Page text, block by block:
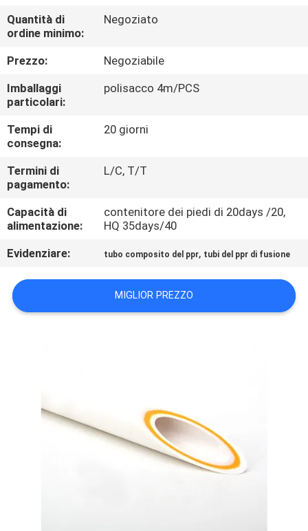
CONTROLLO
QUALITÀ
CONTATTACI
NOTIZIE
CASI
MAPPA
SITO
NORME
Quantità di
ordine minimo:
Negoziato
Prezzo:
Negoziabile
Imballaggi
particolari:
polisacco 4m/PCS
Tempi di
consegna:
20 giorni
Termini di
pagamento:
L/C, T/T
Capacità di
alimentazione:
contenitore dei piedi di 20days /20,
HQ 35days/40
Evidenziare:
tubo composito del ppr, tubi del ppr di fusione
MIGLIOR PREZZO